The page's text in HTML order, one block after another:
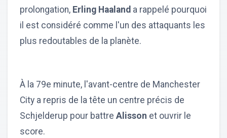
prolongation, Erling Haaland a rappelé pourquoi
il est considéré comme l'un des attaquants les
plus redoutables de la planète.
À la 79e minute, l'avant-centre de Manchester
City a repris de la tête un centre précis de
Schjelderup pour battre Alisson et ouvrir le
score.